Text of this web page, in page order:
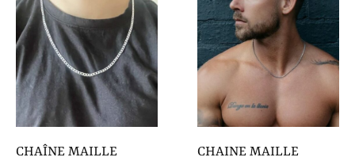
CHAÎNE MAILLE
CHAINE MAILLE